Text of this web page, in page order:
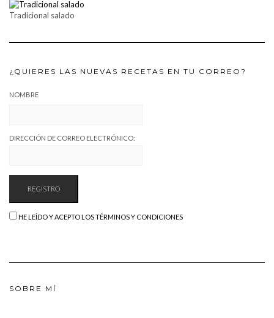
Tradicional salado
¿QUIERES LAS NUEVAS RECETAS EN TU CORREO?
NOMBRE
DIRECCIÓN DE CORREO ELECTRÓNICO:
HE LEÍDO Y ACEPTO LOS TÉRMINOS Y CONDICIONES
SOBRE MÍ